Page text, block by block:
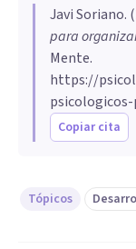
Javi Soriano. (
para
Mente.
https://
Copiar cita
Tópicos